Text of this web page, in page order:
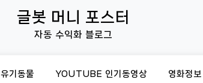
글봇 머니 포스터
자동 수익화 블로그
유기동물 YOUTUBE 인기동영상 영화정보